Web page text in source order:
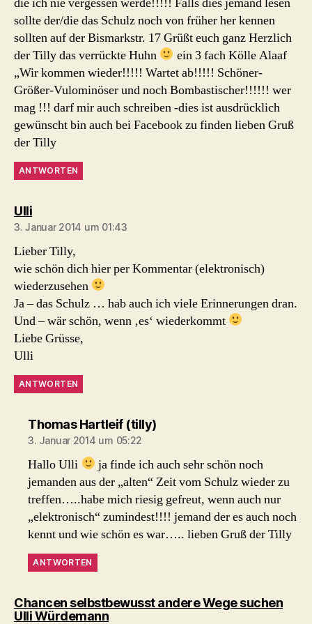
sollte der/die das Schulz noch von früher her kennen
sollten auf der Bismarkstr. 17 Grüßt euch ganz Herzlich
der Tilly das verrückte Huhn
ein 3 fach Kölle Alaaf
„Wir kommen wieder!!!!! Wartet ab!!!!! Schöner-
Größer-Vulominöser und noch Bombastischer!!!!!! wer
mag !!! darf mir auch schreiben -dies ist ausdrücklich
gewünscht bin auch bei Facebook zu finden lieben Gruß
der Tilly
ANTWORTEN
Ullisagt:
3. Januar 2014 um 01:43
Lieber Tilly,
wie schön dich hier per Kommentar (elektronisch)
wiederzusehen
Ja – das Schulz … hab auch ich viele Erinnerungen dran.
Und – wär schön, wenn ‚es‘ wiederkommt
Liebe Grüsse,
Ulli
ANTWORTEN
Thomas Hartleif (tilly)sagt:
3. Januar 2014 um 05:22
Hallo Ulli
ja finde ich auch sehr schön noch
jemanden aus der „alten“ Zeit vom Schulz wieder zu
treffen…..habe mich riesig gefreut, wenn auch nur
„elektronisch“ zumindest!!!! jemand der es auch noch
kennt und wie schön es war….. lieben Gruß der Tilly
ANTWORTEN
Chancen selbstbewusst andere Wege suchen
Ulli Würdemannsagt: